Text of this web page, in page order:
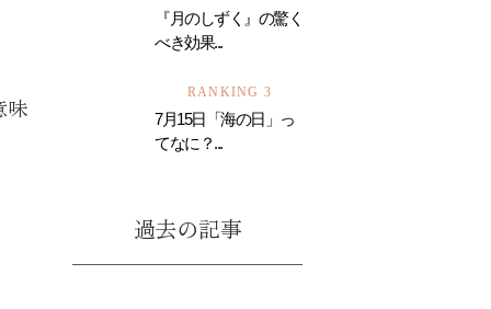
味
『月のしずく』の驚く
べき効果...
RANKING 3
7月15日「海の日」っ
てなに？...
過去の記事